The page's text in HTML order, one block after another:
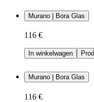
Murano | Bora Glas
116 €
In winkelwagen
Murano | Bora Glas
116 €